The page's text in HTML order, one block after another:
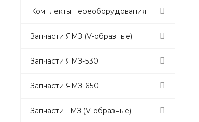
Комплекты переоборудования
Запчасти ЯМЗ (V-образные)
Запчасти ЯМЗ-530
Запчасти ЯМЗ-650
Запчасти ТМЗ (V-образные)